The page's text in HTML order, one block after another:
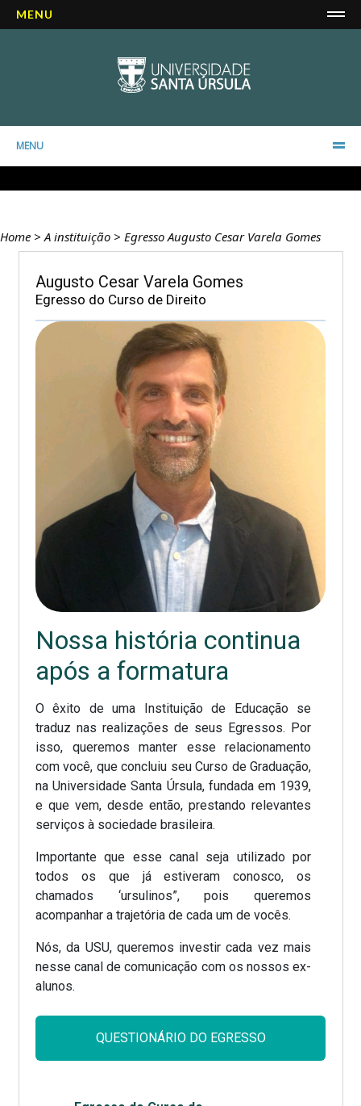
MENU
MENU
Home > A instituição > Egresso Augusto Cesar Varela Gomes
Augusto Cesar Varela Gomes
Egresso do Curso de Direito
Nossa história continua
após a formatura
O êxito de uma Instituição de Educação se
traduz nas realizações de seus Egressos. Por
isso, queremos manter esse relacionamento
com você, que concluiu seu Curso de Graduação,
na Universidade Santa Úrsula, fundada em 1939,
e que vem, desde então, prestando relevantes
serviços à sociedade brasileira.
Importante que esse canal seja utilizado por
todos os que já estiveram conosco, os
chamados ‘ursulinos”, pois queremos
acompanhar a trajetória de cada um de vocês.
Nós, da USU, queremos investir cada vez mais
nesse canal de comunicação com os nossos ex-
alunos.
QUESTIONÁRIO DO EGRESSO